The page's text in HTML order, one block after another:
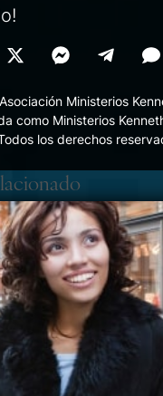
Ministerios
como Ministerios
los derechos